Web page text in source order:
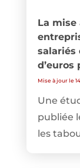
La mise
salariés
d’euros
Mise à jour le
Une
publiée
les